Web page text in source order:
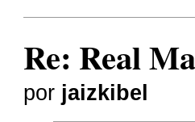
Re: Real
por jaizkibel